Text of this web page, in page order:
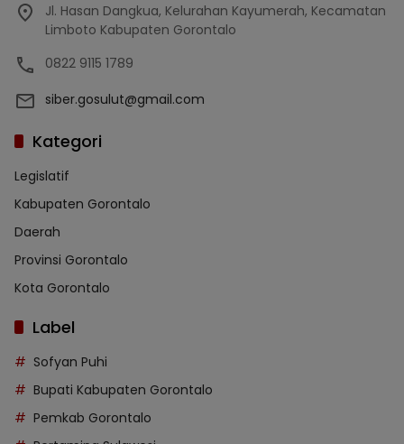
Jl. Hasan Dangkua, Kelurahan Kayumerah, Kecamatan
Limboto Kabupaten Gorontalo
0822 9115 1789
siber.gosulut@gmail.com
Kategori
Legislatif
Kabupaten Gorontalo
Daerah
Provinsi Gorontalo
Kota Gorontalo
Label
Sofyan Puhi
Bupati Kabupaten Gorontalo
Pemkab Gorontalo